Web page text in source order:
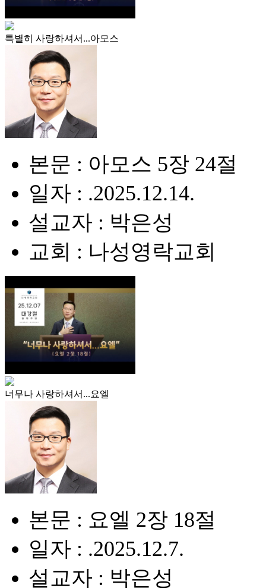
특별히 사랑하셔서...아모스
본문 : 아모스 5장 24절
일자 : .2025.12.14.
설교자 : 박은성
교회 : 나성영락교회
너무나 사랑하셔서...요엘
본문 : 요엘 2장 18절
일자 : .2025.12.7.
설교자 : 박은성